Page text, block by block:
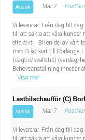
Ansök Mar 7
Vi levererar. Från dag till
till att säkra att våra kunder
effektivt. Bli en del av vårt
med B-körkort till Borlänge.
(dagtid/kvällstid) (vardag/
Behovsanställning innebär
Visa mer
Lastbilschaufför (C)
Ansök Mar 7
Vi levererar. Från dag till
till att säkra att våra kunder